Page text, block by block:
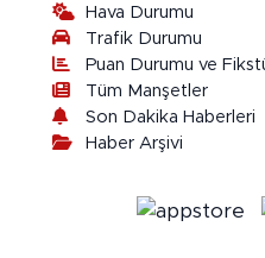
Hava Durumu
Trafik Durumu
Puan Durumu ve
Tüm Manşetler
Son Dakika Haberleri
Haber Arşivi